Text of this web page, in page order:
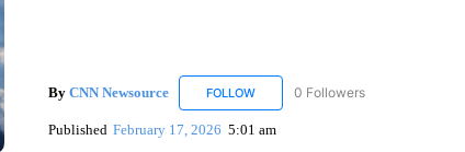
By CNN Newsource FOLLOWFOLLOW "CNN NEWSOURCE" TO
0 Followers
Published February 17, 2026 5:01 am